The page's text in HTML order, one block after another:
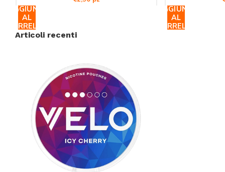
AGGIUNGI
AL
CARRELLO
AGGIUNGI
AL
CARRELLO
Articoli recenti